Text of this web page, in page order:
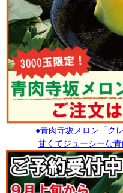
●青肉寺坂メロン「ク
甘くてジューシーな